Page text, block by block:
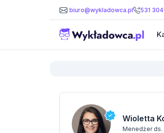
biuro@wykladowca.pl 531
Wioletta
Menedżer ds.